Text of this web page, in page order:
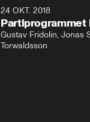
24 OKT. 2018
Partiprogrammet
Gustav Fridolin, Jonas
Torwaldsson